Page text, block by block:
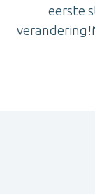
eerste